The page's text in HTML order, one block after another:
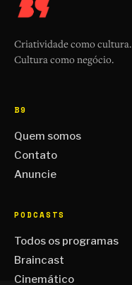
Criatividade como cultura.
Cultura como negócio.
B9
Quem somos
Contato
Anuncie
PODCASTS
Todos os programas
Braincast
Cinemático